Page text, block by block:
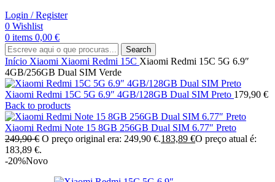
Login / Register
0 Wishlist
0 items 0,00 €
Search
Início Xiaomi Xiaomi Redmi 15C Xiaomi Redmi 15C 5G 6.9″
4GB/256GB Dual SIM Verde
Xiaomi Redmi 15C 5G 6.9″ 4GB/128GB Dual SIM Preto 179,90 €
Back to products
Xiaomi Redmi Note 15 8GB 256GB Dual SIM 6.77″ Preto
249,90€ O preço original era: 249,90 €.183,89 €O preço atual é:
183,89 €.
-20%Novo